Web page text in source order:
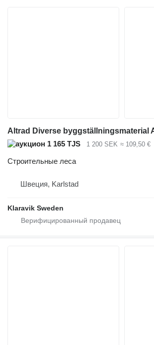
Altrad Diverse byggställningsmaterial
1 165 TJS
1 200 SEK ≈ 109,50 €
Строительные леса
Швеция, Karlstad
Klaravik Sweden